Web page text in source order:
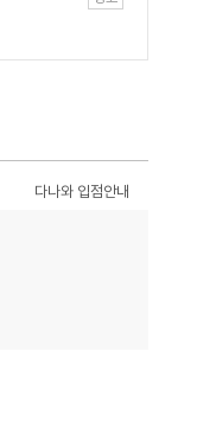
다나와 입점안내